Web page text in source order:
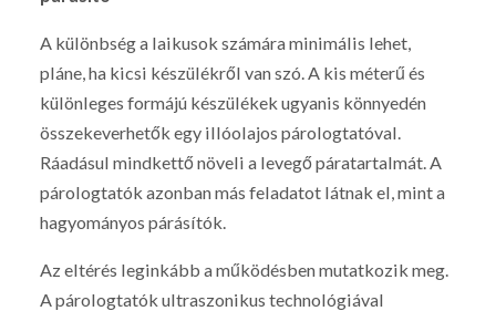
A különbség a laikusok számára minimális lehet,
pláne, ha kicsi készülékről van szó. A kis méterű és
különleges formájú készülékek ugyanis könnyedén
összekeverhetők egy illóolajos párologtatóval.
Ráadásul mindkettő növeli a levegő páratartalmát. A
párologtatók azonban más feladatot látnak el, mint a
hagyományos párásítók.
Az eltérés leginkább a működésben mutatkozik meg.
A párologtatók ultraszonikus technológiával